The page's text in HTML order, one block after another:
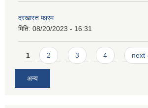
दरखास्त फारम
मिति: 08/20/2023 - 16:31
Pages
1 2 3 4 next
अन्य